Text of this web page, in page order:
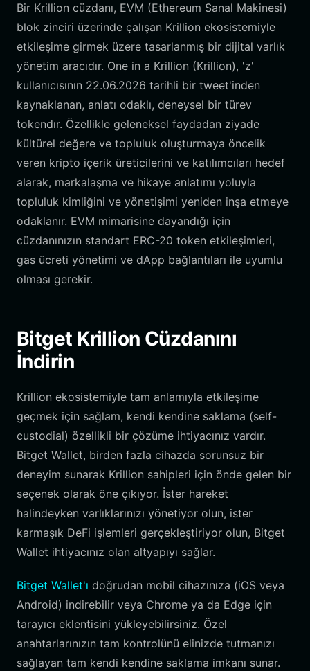
Bir Krillion cüzdanı, EVM (Ethereum Sanal Makinesi)
blok zinciri üzerinde çalışan Krillion ekosistemiyle
etkileşime girmek üzere tasarlanmış bir dijital varlık
yönetim aracıdır. One in a Krillion (Krillion), 'z'
kullanıcısının 22.06.2026 tarihli bir tweet'inden
kaynaklanan, anlatı odaklı, deneysel bir türev
tokendır. Özellikle geleneksel faydadan ziyade
kültürel değere ve topluluk oluşturmaya öncelik
veren kripto içerik üreticilerini ve katılımcıları hedef
alarak, markalaşma ve hikaye anlatımı yoluyla
topluluk kimliğini ve yönetişimi yeniden inşa etmeye
odaklanır. EVM mimarisine dayandığı için
cüzdanınızın standart ERC-20 token etkileşimleri,
gas ücreti yönetimi ve dApp bağlantıları ile uyumlu
olması gerekir.
Bitget Krillion Cüzdanını
İndirin
Krillion ekosistemiyle tam anlamıyla etkileşime
geçmek için sağlam, kendi kendine saklama (self-
custodial) özellikli bir çözüme ihtiyacınız vardır.
Bitget Wallet, birden fazla cihazda sorunsuz bir
deneyim sunarak Krillion sahipleri için önde gelen bir
seçenek olarak öne çıkıyor. İster hareket
halindeyken varlıklarınızı yönetiyor olun, ister
karmaşık DeFi işlemleri gerçekleştiriyor olun, Bitget
Wallet ihtiyacınız olan altyapıyı sağlar.
Bitget Wallet'ı doğrudan mobil cihazınıza (iOS veya
Android) indirebilir veya Chrome ya da Edge için
tarayıcı eklentisini yükleyebilirsiniz. Özel
anahtarlarınızın tam kontrolünü elinizde tutmanızı
sağlayan tam kendi kendine saklama imkanı sunar.